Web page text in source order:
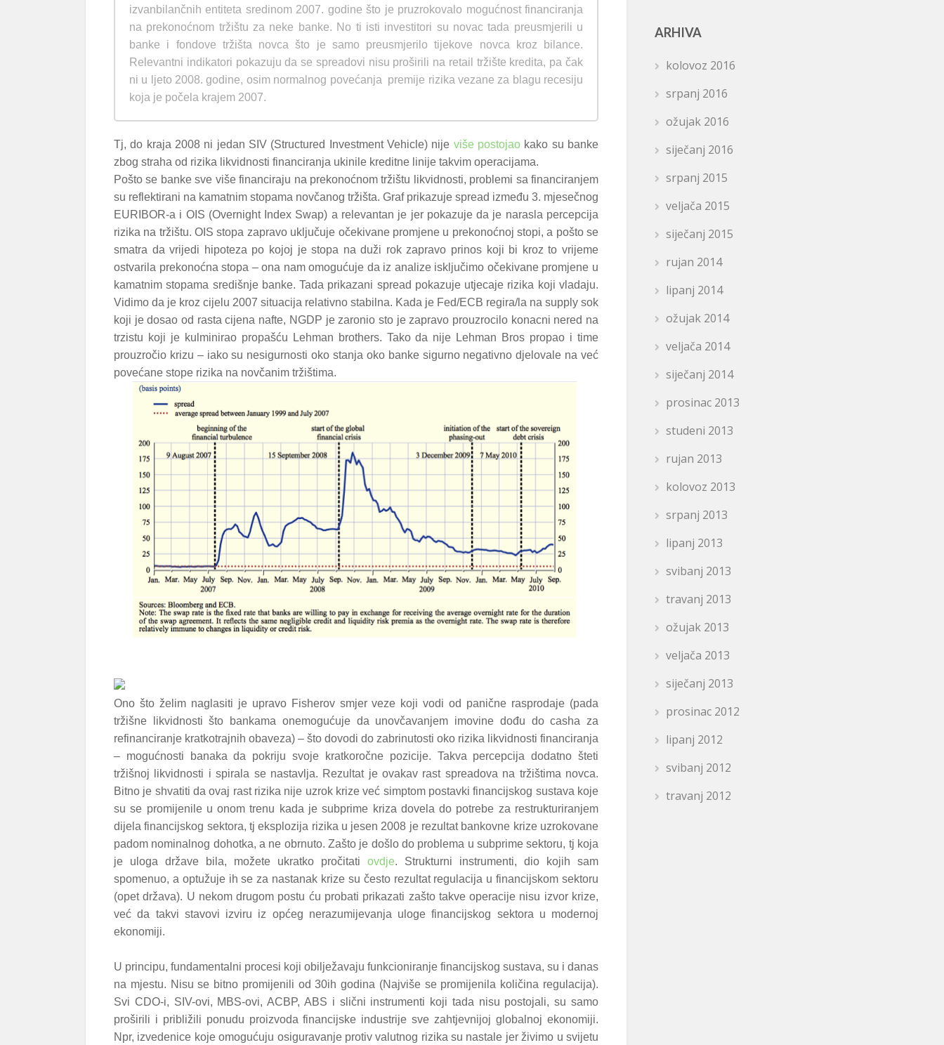
izvanbilančnih entiteta sredinom 2007. godine što je pruzrokovalo mogućnost financiranja
na prekonoćnom tržištu za neke banke. No ti isti investitori su novac tada preusmjerili u
banke i fondove tržišta novca što je samo preusmjerilo tijekove novca kroz bilance.
Relevantni indikatori pokazuju da se spreadovi nisu proširili na retail tržište kredita, pa čak
ni u ljeto 2008. godine, osim normalnog povećanja premije rizika vezane za blagu recesiju
koja je počela krajem 2007.
Tj, do kraja 2008 ni jedan SIV (Structured Investment Vehicle) nije više postojao kako su banke
zbog straha od rizika likvidnosti financiranja ukinile kreditne linije takvim operacijama.
Pošto se banke sve više financiraju na prekonoćnom tržištu likvidnosti, problemi sa financiranjem
su reflektirani na kamatnim stopama novčanog tržišta. Graf prikazuje spread između 3. mjesečnog
EURIBOR-a i OIS (Overnight Index Swap) a relevantan je jer pokazuje da je narasla percepcija
rizika na tržištu. OIS stopa zapravo uključuje očekivane promjene u prekonoćnoj stopi, a pošto se
smatra da vrijedi hipoteza po kojoj je stopa na duži rok zapravo prinos koji bi kroz to vrijeme
ostvarila prekonoćna stopa – ona nam omogućuje da iz analize isključimo očekivane promjene u
kamatnim stopama središnje banke. Tada prikazani spread pokazuje utjecaje rizika koji vladaju.
Vidimo da je kroz cijelu 2007 situacija relativno stabilna. Kada je Fed/ECB regira/la na supply sok
koji je dosao od rasta cijena nafte, NGDP je zaronio sto je zapravo prouzrocilo konacni nered na
trzistu koji je kulminirao propašću Lehman brothers. Tako da nije Lehman Bros propao i time
prouzročio krizu – iako su nesigurnosti oko stanja oko banke sigurno negativno djelovale na već
povećane stope rizika na novčanim tržištima.
Ono što želim naglasiti je upravo Fisherov smjer veze koji vodi od panične rasprodaje (pada
tržišne likvidnosti što bankama onemogućuje da unovčavanjem imovine dođu do casha za
refinanciranje kratkotrajnih obaveza) – što dovodi do zabrinutosti oko rizika likvidnosti financiranja
– mogućnosti banaka da pokriju svoje kratkoročne pozicije. Takva percepcija dodatno šteti
tržišnoj likvidnosti i spirala se nastavlja. Rezultat je ovakav rast spreadova na tržištima novca.
Bitno je shvatiti da ovaj rast rizika nije uzrok krize već simptom postavki financijskog sustava koje
su se promijenile u onom trenu kada je subprime kriza dovela do potrebe za restrukturiranjem
dijela financijskog sektora, tj eksplozija rizika u jesen 2008 je rezultat bankovne krize uzrokovane
padom nominalnog dohotka, a ne obrnuto. Zašto je došlo do problema u subprime sektoru, tj koja
je uloga države bila, možete ukratko pročitati ovdje. Strukturni instrumenti, dio kojih sam
spomenuo, a optužuje ih se za nastanak krize su često rezultat regulacija u financijskom sektoru
(opet država). U nekom drugom postu ću probati prikazati zašto takve operacije nisu izvor krize,
već da takvi stavovi izviru iz općeg nerazumijevanja uloge financijskog sektora u modernoj
ekonomiji.
U principu, fundamentalni procesi koji obilježavaju funkcioniranje financijskog sustava, su i danas
na mjestu. Nisu se bitno promijenili od 30ih godina (Najviše se promijenila količina regulacija).
Svi CDO-i, SIV-ovi, MBS-ovi, ACBP, ABS i slični instrumenti koji tada nisu postojali, su samo
proširili i približili ponudu proizvoda financijske industrije sve zahtjevnijoj globalnoj ekonomiji.
Npr, izvedenice koje omogućuju osiguravanje protiv valutnog rizika su nastale jer živimo u svijetu
ARHIVA
kolovoz 2016
srpanj 2016
ožujak 2016
siječanj 2016
srpanj 2015
veljača 2015
siječanj 2015
rujan 2014
lipanj 2014
ožujak 2014
veljača 2014
siječanj 2014
prosinac 2013
studeni 2013
rujan 2013
kolovoz 2013
srpanj 2013
lipanj 2013
svibanj 2013
travanj 2013
ožujak 2013
veljača 2013
siječanj 2013
prosinac 2012
lipanj 2012
svibanj 2012
travanj 2012